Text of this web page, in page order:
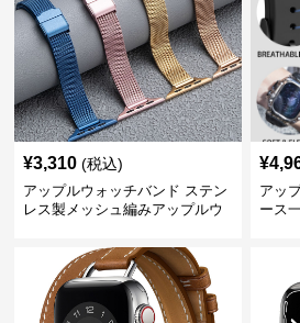
¥3,310 (税込)
アップルウォッチバンド ステン
レス製メッシュ編みアップルウ
¥
アッ
ース